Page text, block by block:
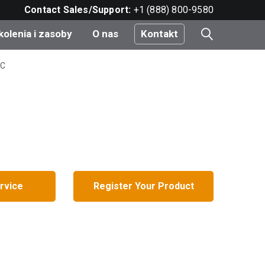
Contact Sales/Support: +1 (888) 800-9580
i zasoby O nas Kontakt
Register Your Product